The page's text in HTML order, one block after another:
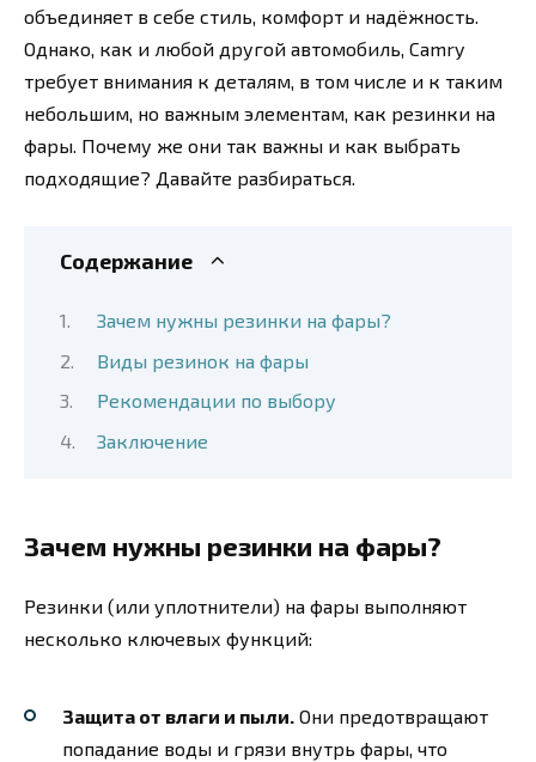
объединяет в себе стиль, комфорт и надёжность.
Однако, как и любой другой автомобиль, Camry
требует внимания к деталям, в том числе и к таким
небольшим, но важным элементам, как резинки на
фары. Почему же они так важны и как выбрать
подходящие? Давайте разбираться.
Содержание
Зачем нужны резинки на фары?
Виды резинок на фары
Рекомендации по выбору
Заключение
Зачем нужны резинки на фары?
Резинки (или уплотнители) на фары выполняют
несколько ключевых функций:
Защита от влаги и пыли. Они предотвращают
попадание воды и грязи внутрь фары, что